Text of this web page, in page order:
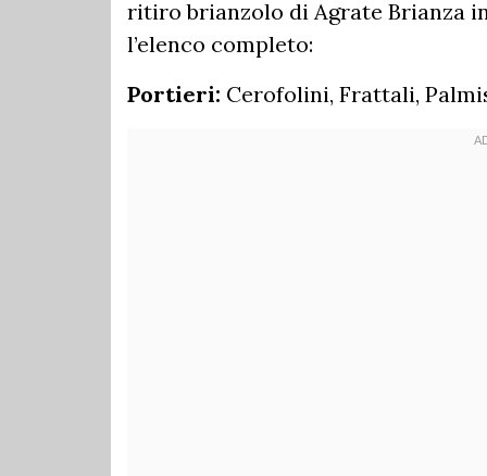
ritiro brianzolo di Agrate Brianza
l’elenco completo:
Portieri: Cerofolini, Frattali,